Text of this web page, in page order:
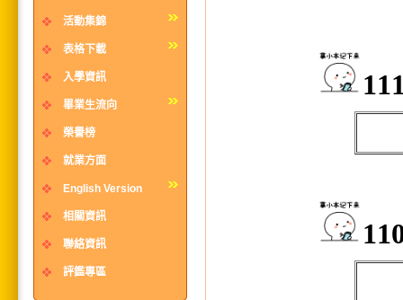
活動集錦
表格下載
入學資訊
畢業生流向
榮譽榜
就業方面
English Version
相關資訊
聯絡資訊
評鑑專區